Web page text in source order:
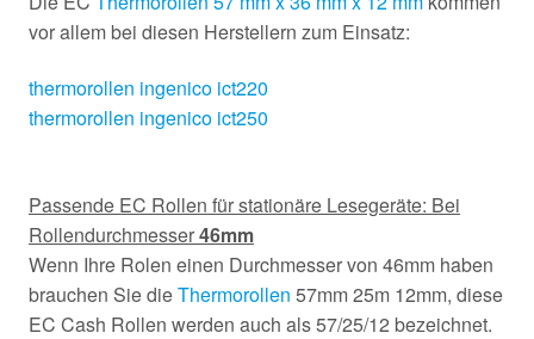
vor allem bei diesen Herstellern zum Einsatz:
thermorollen ingenico ict220
thermorollen ingenico ict250
Passende EC Rollen für stationäre Lesegeräte: Bei
Rollendurchmesser46mm
Wenn Ihre Rolen einen Durchmesser von 46mm haben
brauchen Sie dieThermorollen 57mm 25m 12mm, diese
EC Cash Rollen werden auch als 57/25/12 bezeichnet.